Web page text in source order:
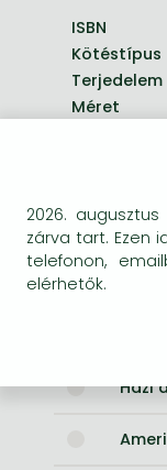
ISBN
Kötéstípus
Terjedelem
Méret
700
Házi
2026.
zárva tart. Ezen
telefonon,
elérhetők.